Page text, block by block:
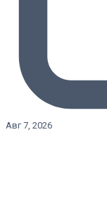
Авг 7, 2026